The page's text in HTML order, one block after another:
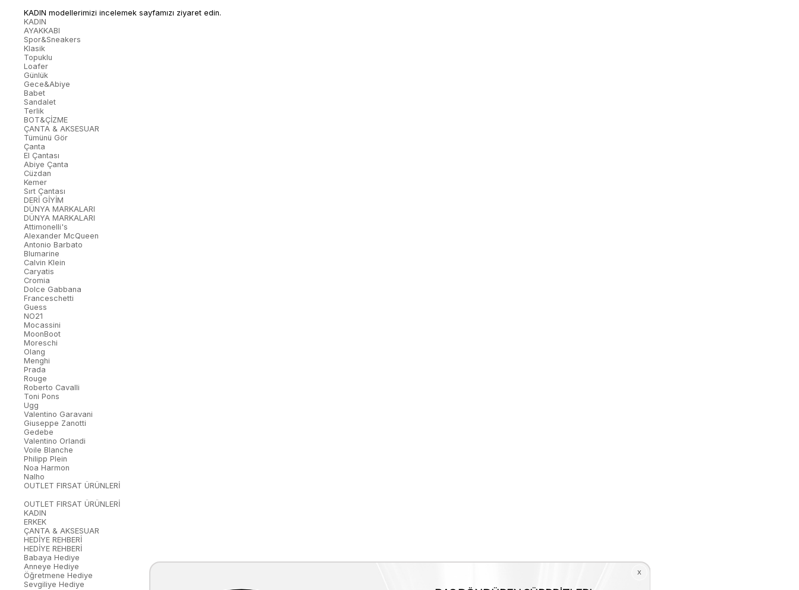
KADIN modellerimizi incelemek sayfamızı ziyaret edin.
KADIN
AYAKKABI
Spor&Sneakers
Klasik
Topuklu
Loafer
Günlük
Gece&Abiye
Babet
Sandalet
Terlik
BOT&ÇİZME
ÇANTA & AKSESUAR
Tümünü Gör
Çanta
El Çantası
Abiye Çanta
Cüzdan
Kemer
Sırt Çantası
DERİ GİYİM
DÜNYA MARKALARI
DÜNYA MARKALARI
Attimonelli's
Alexander McQueen
Antonio Barbato
Blumarine
Calvin Klein
Caryatis
Cromia
Dolce Gabbana
Franceschetti
Guess
NO21
Mocassini
MoonBoot
Moreschi
Olang
Menghi
Prada
Rouge
Roberto Cavalli
Toni Pons
Ugg
Valentino Garavani
Giuseppe Zanotti
Gedebe
Valentino Orlandi
Voile Blanche
Philipp Plein
Noa Harmon
Nalho
OUTLET FIRSAT ÜRÜNLERİ
OUTLET FIRSAT ÜRÜNLERİ
KADIN
ERKEK
ÇANTA & AKSESUAR
HEDİYE REHBERİ
HEDİYE REHBERİ
Babaya Hediye
Anneye Hediye
Öğretmene Hediye
Sevgiliye Hediye